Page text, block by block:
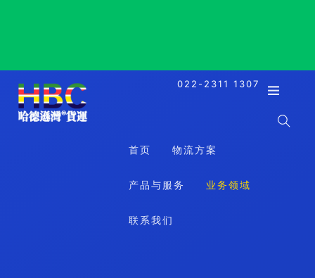
022-2311 1307
首页 物流方案
产品与服务 业务领域
联系我们